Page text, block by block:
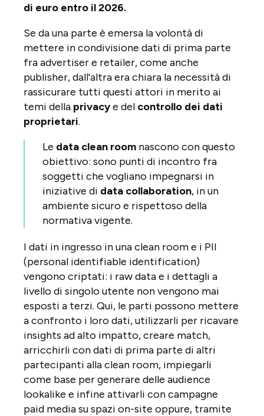
di euro entro il 2026.
Se da una parte è emersa la volontà di
mettere in condivisione dati di prima parte
fra advertiser e retailer, come anche
publisher, dall'altra era chiara la necessità di
rassicurare tutti questi attori in merito ai
temi della privacye del controllo dei dati
proprietari.
Le data clean room nascono con questo
obiettivo: sono punti di incontro fra
soggetti che vogliano impegnarsi in
iniziative di data collaboration, in un
ambiente sicuro e rispettoso della
normativa vigente.
I dati in ingresso in una clean room e i PII
(personal identifiable identification)
vengono criptati: i raw data e i dettagli a
livello di singolo utente non vengono mai
esposti a terzi. Qui, le parti possono mettere
a confronto i loro dati, utilizzarli per ricavare
insights ad alto impatto, creare match,
arricchirli con dati di prima parte di altri
partecipanti alla clean room, impiegarli
come base per generare delle audience
lookalike e infine attivarli con campagne
paid media su spazi on-site oppure, tramite